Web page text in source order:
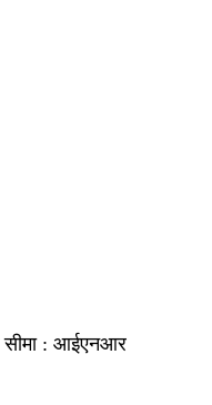
: आईएनआर